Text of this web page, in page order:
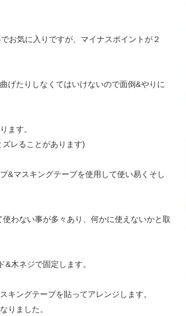
お気に入りですが、マイナスポイントが２
げたりしなくてはいけないので面倒&やりに
ます。
レることがあります)
&マスキングテープを使用して使い易くそし
わない事が多々あり、何かに使えないかと取
木ネジで固定します。
キングテープを貼ってアレンジします。
りました。